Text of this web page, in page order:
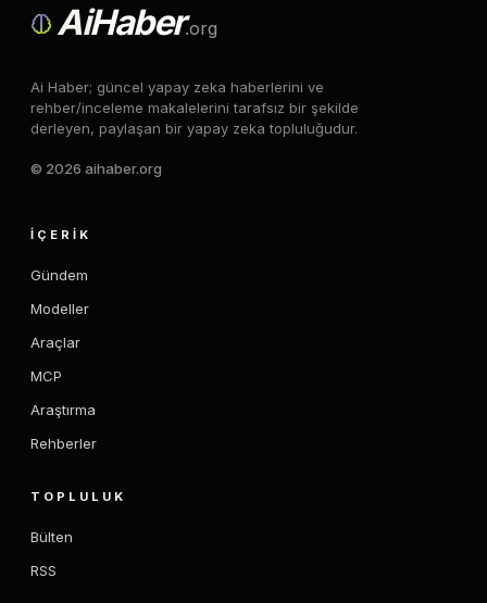
AiHaber.org
Ai Haber; güncel yapay zeka haberlerini ve
rehber/inceleme makalelerini tarafsız bir şekilde
derleyen, paylaşan bir yapay zeka topluluğudur.
© 2026 aihaber.org
İÇERIK
Gündem
Modeller
Araçlar
MCP
Araştırma
Rehberler
TOPLULUK
Bülten
RSS